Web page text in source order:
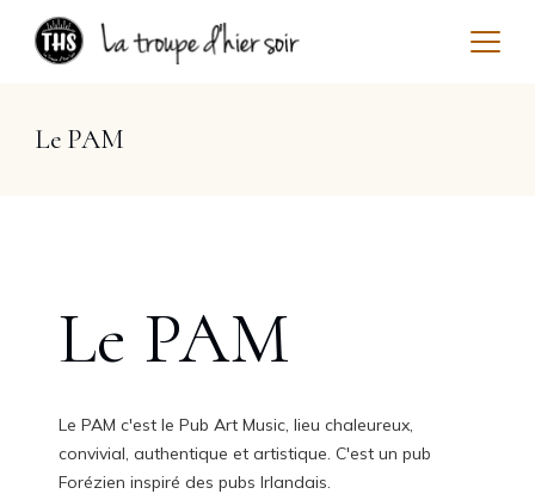
troupe
Le PAM
Le PAM
Le PAM c'est le Pub Art Music, lieu chaleureux,
convivial, authentique et artistique. C'est un pub
Forézien inspiré des pubs Irlandais.